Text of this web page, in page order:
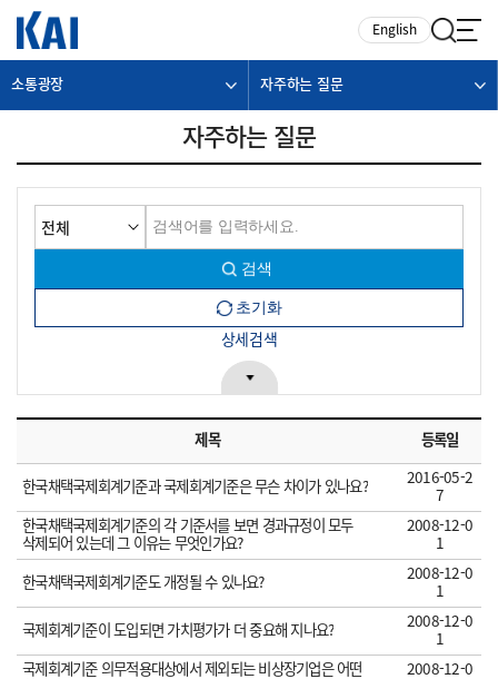
English
소통광장 자주하는 질문
자주하는 질문
상세검색
제목 등록일
한국채택국제회계기준과 국제회계기준은 무슨 차이가 있나요?
2016-05-2
7
한국채택국제회계기준의 각 기준서를 보면 경과규정이 모두
삭제되어 있는데 그 이유는 무엇인가요?
2008-12-0
1
한국채택국제회계기준도 개정될 수 있나요?
2008-12-0
1
국제회계기준이 도입되면 가치평가가 더 중요해 지나요?
2008-12-0
1
국제회계기준 의무적용대상에서 제외되는 비상장기업은 어떤
2008-12-0